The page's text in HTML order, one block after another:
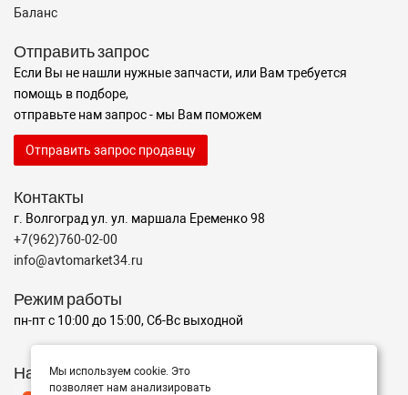
Баланс
Отправить запрос
Если Вы не нашли нужные запчасти, или Вам требуется
помощь в подборе,
отправьте нам запрос - мы Вам поможем
Отправить запрос продавцу
Контакты
г. Волгоград ул. ул. маршала Еременко 98
+7(962)760-02-00
info@avtomarket34.ru
Режим работы
пн-пт с 10:00 до 15:00, Сб-Вс выходной
Наш рейтинг на Яндексе
Мы используем cookie. Это
позволяет нам анализировать